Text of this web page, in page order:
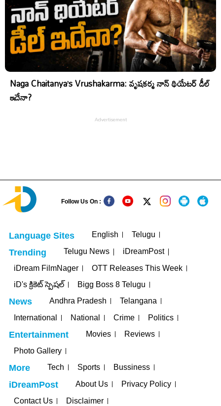
Naga Chaitanya’s Vrushakarma: వృషకర్మ నాన్ థియేటర్ డీల్
ఇదేనా?
Follow Us On :
Language Sites English Telugu
Trending Telugu News
iDreamPost
iDream FilmNager
OTT Releases This Week
iD's క్రికెట్ స్పెషల్
Bigg Boss 8 Telugu
News Andhra Pradesh
Telangana
International
National Crime Politics
Entertainment Movies
Reviews
Photo Gallery
More Tech Sports Bussiness
iDreamPost About Us
Privacy Policy
Contact Us
Disclaimer